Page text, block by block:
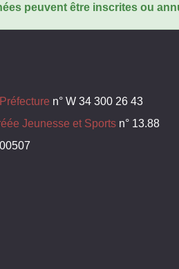
peuvent être inscrites ou
n° W 34 300 26 43
Jeunesse et Sports n° 13.88
00507